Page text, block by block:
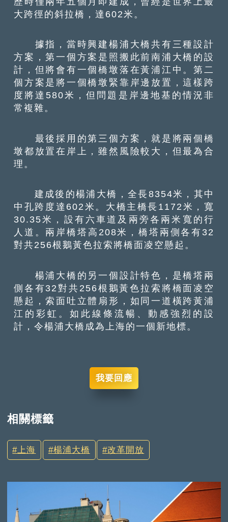
大跨徑的斜拉橋，達602米。
據指，當時興建楊浦大橋共有三種設計
方案，第一個方案是照搬此前南浦大橋的設
計，但將會有一個橋墩落在黃浦江中。第二
個方案是將一個橋墩緊靠岸邊放置，這樣跨
度將達580米，但問題是岸邊地基的情況非
常複雜。
最後採用的第三個方案，就是將兩個橋
墩都放置在岸上，雖然風險較大，但最為合
理。
建成後的楊浦大橋，全長8354米，其中
中孔跨度達602米。大橋主橋長1172米，寬
30.35米，設有六車道及兩旁各兩米寬的行
人道。兩岸橋塔高208米，橋塔兩側各有32
對共256根鵝黃色拉索將橋面凌空懸起。
楊浦大橋的另一個設計特色，是橋塔兩
側各有32對共256根鵝黃色拉索將橋面凌空
懸起，索面吐立體扇形，如同一道橫跨黃浦
江的彩虹。如此線條流暢、動感強烈的設
計，令楊浦大橋成為上海的一個新地標。
我要回應
相關標籤
上海 楊浦大橋 改革開放